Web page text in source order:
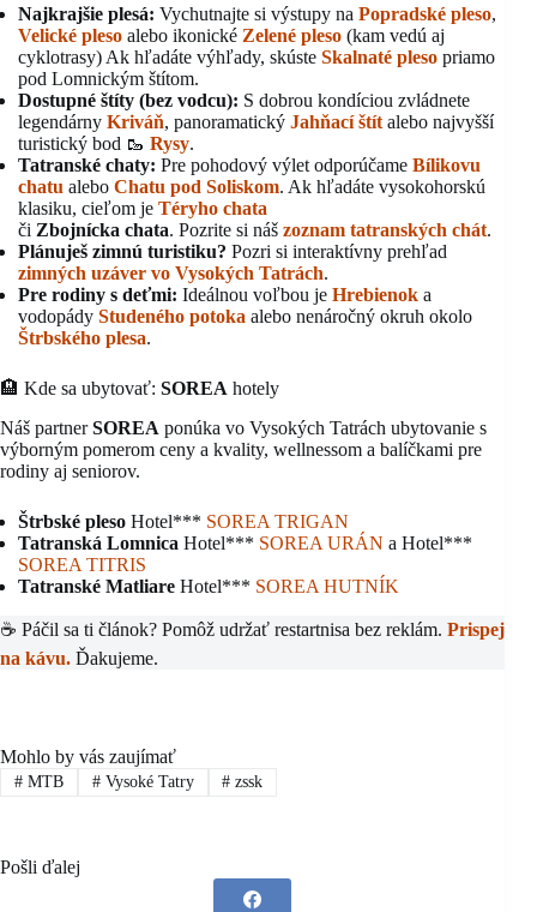
Najkrajšie plesá: Vychutnajte si výstupy na Popradské pleso,
Velické pleso alebo ikonické Zelené pleso (kam vedú aj
cyklotrasy) Ak hľadáte výhľady, skúste Skalnaté pleso priamo
pod Lomnickým štítom.
Dostupné štíty (bez vodcu): S dobrou kondíciou zvládnete
legendárny Kriváň, panoramatický Jahňací štít alebo najvyšší
turistický bod 🥾 Rysy.
Tatranské chaty: Pre pohodový výlet odporúčame Bílikovu
chatu alebo Chatu pod Soliskom. Ak hľadáte vysokohorskú
klasiku, cieľom je Téryho chata
či Zbojnícka chata. Pozrite si náš zoznam tatranských chát.
Plánuješ zimnú turistiku? Pozri si interaktívny prehľad
zimných uzáver vo Vysokých Tatrách.
Pre rodiny s deťmi: Ideálnou voľbou je Hrebienok a
vodopády Studeného potoka alebo nenáročný okruh okolo
Štrbského plesa.
🏨 Kde sa ubytovať: SOREA hotely
Náš partnerSOREA ponúka vo Vysokých Tatrách ubytovanie s
výborným pomerom ceny a kvality, wellnessom a balíčkami pre
rodiny aj seniorov.
Štrbské pleso Hotel*** SOREA TRIGAN
Tatranská Lomnica Hotel*** SOREA URÁN a Hotel***
SOREA TITRIS
Tatranské Matliare Hotel*** SOREA HUTNÍK
☕ Páčil sa ti článok? Pomôž udržať restartnisa bez reklám. Prispej
na kávu. Ďakujeme.
Mohlo by vás zaujímať
#MTB #Vysoké Tatry # zssk
Pošli ďalej